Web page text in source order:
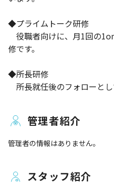
◆プライムトーク研修
役職者向けに、月1回の
修です。
◆所長研修
所長就任後のフォローとし
管理者紹介
管理者の情報はありません。
スタッフ紹介